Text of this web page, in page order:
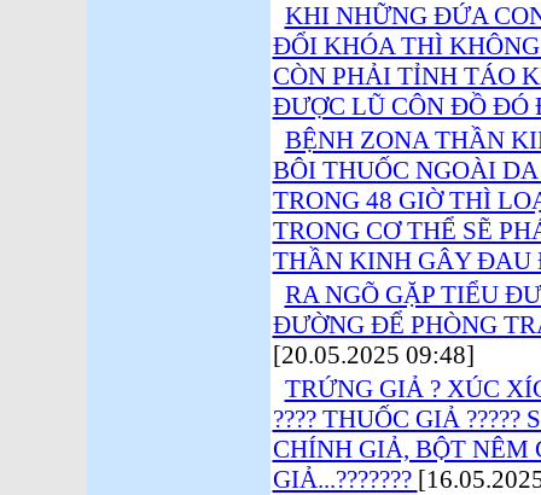
KHI NHỮNG ĐỨA
ĐỔI KHÓA THÌ
CÒN PHẢI TỈNH TÁO
ĐƯỢC LŨ CÔN ĐỒ ĐÓ
BỆNH ZONA THẦN
BÔI THUỐC NGOÀI
TRONG 48 GIỜ THÌ
TRONG CƠ THỂ SẼ
THẦN KINH GÂY ĐAU
RA NGÕ GẶP TIỂU
ĐƯỜNG ĐỂ PHÒNG
[20.05.2025 09:48]
TRỨNG GIẢ ? XÚC
???? THUỐC GIẢ
CHÍNH GIẢ, BỘT NÊM
GIẢ...???????